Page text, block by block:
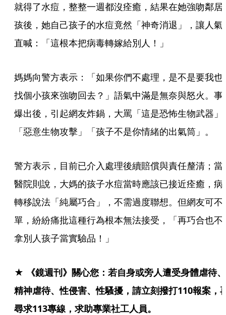
就得了水痘，整整一週都沒痊癒，結果在她強吻鄰居
孩後，她自己孩子的水痘竟然「神奇消退」，讓人氣
直喊：「這根本把病毒轉嫁給別人！」
媽媽向警方表示：「如果你們不處理，是不是要我也
找個小孩來強吻回去？」語氣中滿是無奈與怒火。事
爆出後，引起網友炸鍋，大罵「這是恐怖生物武器」
「惡意生物攻擊」「孩子不是你情緒的出氣筒」。
警方表示，目前已介入處理後續賠償與責任釐清；當
醫院則說，大媽的孩子水痘當時應該已接近痊癒，病
轉移說法「純屬巧合」，不需過度聯想。但網友可不
單，紛紛痛批這種行為根本無法接受，「再巧合也不
拿別人孩子當實驗品！」
★ 《鏡週刊》關心您：若自身或旁人遭受身體虐待、
精神虐待、性侵害、性騷擾，請立刻撥打110報案，
尋求113專線，求助專業社工人員。